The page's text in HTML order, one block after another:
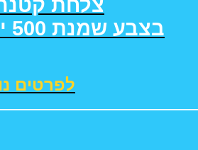
צלחת
בצבע שמנת 500 יחידות בחבילה
לפרטים